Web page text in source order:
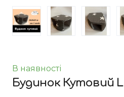
В наявності
Будинок Кутовий L